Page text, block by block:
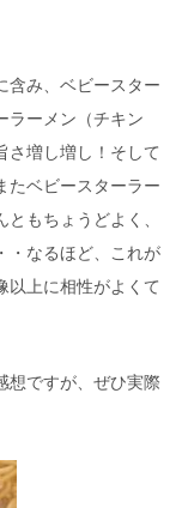
み、ベビースター
ラーメン（チキン
さ増し増し！そして
たベビースターラー
もちょうどよく、
・なるほど、これが
以上に相性がよくて
想ですが、ぜひ実際